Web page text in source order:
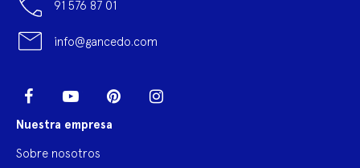
91 576 87 01
info@gancedo.com
Facebook YouTube Pinterest
Nuestra empresa
Sobre nosotros